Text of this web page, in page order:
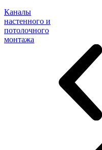
Каналы
настенного и
потолочного
монтажа